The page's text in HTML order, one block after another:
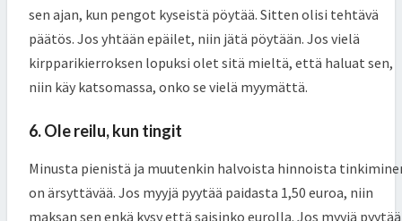
sen ajan, kun pengot kyseistä pöytää. Sitten olisi tehtävä
päätös. Jos yhtään epäilet, niin jätä pöytään. Jos vielä
kirpparikierroksen lopuksi olet sitä mieltä, että haluat sen,
niin käy katsomassa, onko se vielä myymättä.
6. Ole reilu, kun tingit
Minusta pienistä ja muutenkin halvoista hinnoista
on ärsyttävää. Jos myyjä pyytää paidasta 1,50 euroa, niin
maksan sen enkä kysy että saisinko eurolla. Jos myyjä pyytää